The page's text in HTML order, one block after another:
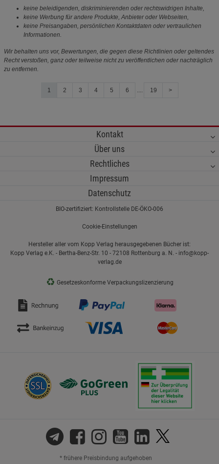
keine beleidigenden, diskriminierenden oder rechtswidrigen Inhalte,
keine Werbung für andere Produkte, Anbieter oder Webseiten,
keine Preisangaben, persönlichen Kontaktdaten oder vertraulichen
Informationen.
Wir behalten uns vor, Bewertungen, die gegen diese Richtlinien oder geltendes
Recht verstoßen, ganz oder teilweise nicht zu veröffentlichen oder nachträglich
zu entfernen.
1 2 3 4 5 6 .... 19 >
Kontakt
Über uns
Rechtliches
Impressum
Datenschutz
BIO-zertifiziert: Kontrollstelle DE-ÖKO-006
Cookie-Einstellungen
Hersteller aller vom Kopp Verlag herausgegebenen Bücher ist:
Kopp Verlag e.K. - Bertha-Benz-Str. 10 - 72108 Rottenburg a. N. - info@kopp-
verlag.de
♻ Gesetzeskonforme Verpackungslizenzierung
* frühere Preisbindung aufgehoben